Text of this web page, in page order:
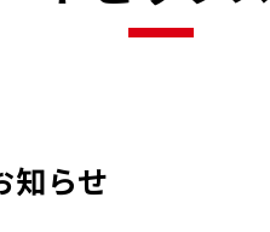
知らせ